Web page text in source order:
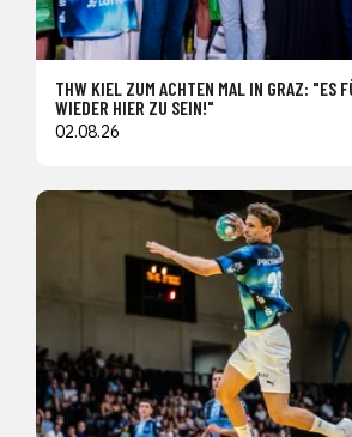
THW KIEL ZUM ACHTEN MAL IN GRAZ: "ES
WIEDER HIER ZU SEIN!"
02.08.26